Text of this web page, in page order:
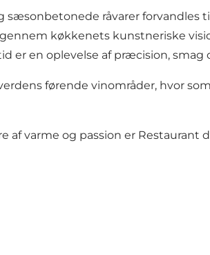
sæsonbetonede råvarer
køkkenets kunstneriske
er en oplevelse af præcision, smag
førende vinområder, hvor
varme og passion er